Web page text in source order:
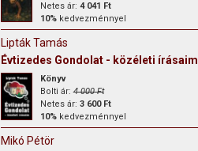
Netes ár: 4 041 Ft
10%kedvezménnyel
Lipták Tamás
Évtizedes Gondolat - közéleti írásaim
Könyv
Bolti ár:4 000 Ft
Netes ár: 3 600 Ft
10%kedvezménnyel
Mikó Pétör